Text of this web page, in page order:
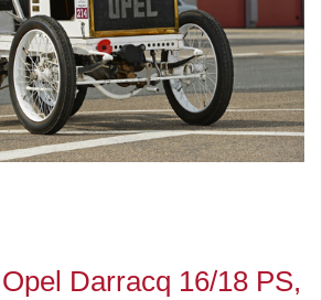
Darracq 16/18 PS,